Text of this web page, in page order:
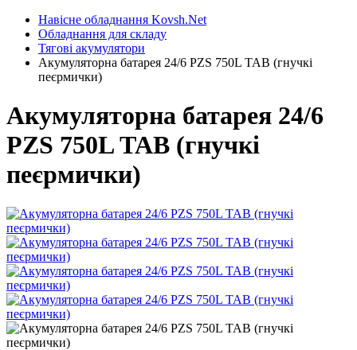
Навісне обладнання Kovsh.Net
Обладнання для складу
Тягові акумулятори
Акумуляторна батарея 24/6 PZS 750L ТАВ (гнучкі
пеєрмички)
Акумуляторна батарея 24/6
PZS 750L ТАВ (гнучкі
пеєрмички)